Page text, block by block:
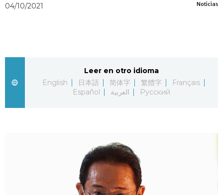
Русский
Vídeos e imágenes
Noticias
04/10/2021
Leer en otro idioma
English
日本語 简体字 繁體字
Français
Español
العربية Русский